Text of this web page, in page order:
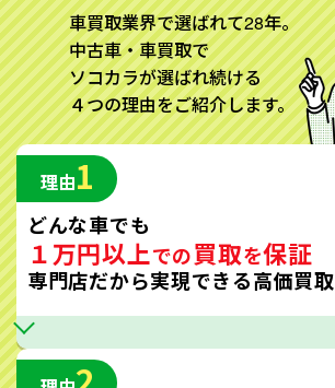
車買取業界で選ばれて28年。
中古車・車買取で
ソコカラが選ばれ続ける
４つの理由をご紹介します。
理由1
どんな車でも
１万円以上での買取を保証
専門店だから実現できる高価買取